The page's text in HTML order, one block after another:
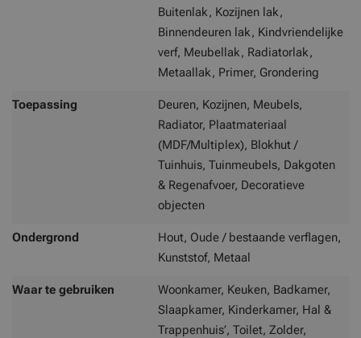
Buitenlak, Kozijnen lak,
Binnendeuren lak, Kindvriendelijke
verf, Meubellak, Radiatorlak,
Metaallak, Primer, Grondering
Toepassing
Deuren, Kozijnen, Meubels,
Radiator, Plaatmateriaal
(MDF/Multiplex), Blokhut /
Tuinhuis, Tuinmeubels, Dakgoten
& Regenafvoer, Decoratieve
objecten
Ondergrond
Hout, Oude / bestaande verflagen,
Kunststof, Metaal
Waar te gebruiken
Woonkamer, Keuken, Badkamer,
Slaapkamer, Kinderkamer, Hal &
Trappenhuis’, Toilet, Zolder,